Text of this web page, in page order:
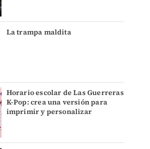
La trampa maldita
Horario escolar de Las Guerreras
K-Pop: crea una versión para
imprimir y personalizar